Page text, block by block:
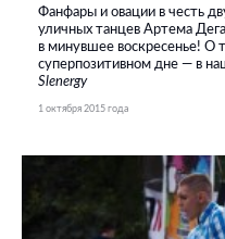
Фанфары и овации в честь
уличных танцев Артема
в минувшее воскресенье! О
суперпозитивном дне — в
Slenergy
1 октября 2015 года